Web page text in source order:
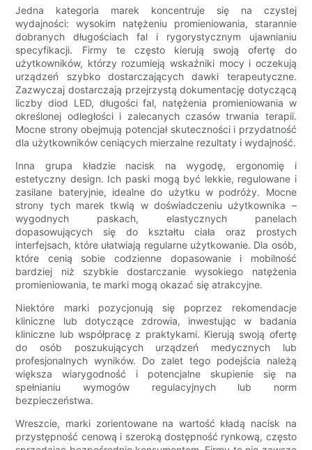
Jedna kategoria marek koncentruje się na czystej
wydajności: wysokim natężeniu promieniowania, starannie
dobranych długościach fal i rygorystycznym ujawnianiu
specyfikacji. Firmy te często kierują swoją ofertę do
użytkowników, którzy rozumieją wskaźniki mocy i oczekują
urządzeń szybko dostarczających dawki terapeutyczne.
Zazwyczaj dostarczają przejrzystą dokumentację dotyczącą
liczby diod LED, długości fal, natężenia promieniowania w
określonej odległości i zalecanych czasów trwania terapii.
Mocne strony obejmują potencjał skuteczności i przydatność
dla użytkowników ceniących mierzalne rezultaty i wydajność.
Inna grupa kładzie nacisk na wygodę, ergonomię i
estetyczny design. Ich paski mogą być lekkie, regulowane i
zasilane bateryjnie, idealne do użytku w podróży. Mocne
strony tych marek tkwią w doświadczeniu użytkownika –
wygodnych paskach, elastycznych panelach
dopasowujących się do kształtu ciała oraz prostych
interfejsach, które ułatwiają regularne użytkowanie. Dla osób,
które cenią sobie codzienne dopasowanie i mobilność
bardziej niż szybkie dostarczanie wysokiego natężenia
promieniowania, te marki mogą okazać się atrakcyjne.
Niektóre marki pozycjonują się poprzez rekomendacje
kliniczne lub dotyczące zdrowia, inwestując w badania
kliniczne lub współpracę z praktykami. Kierują swoją ofertę
do osób poszukujących urządzeń medycznych lub
profesjonalnych wyników. Do zalet tego podejścia należą
większa wiarygodność i potencjalne skupienie się na
spełnianiu wymogów regulacyjnych lub norm
bezpieczeństwa.
Wreszcie, marki zorientowane na wartość kładą nacisk na
przystępność cenową i szeroką dostępność rynkową, często